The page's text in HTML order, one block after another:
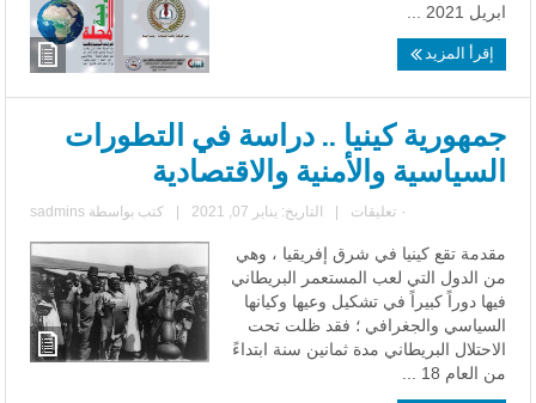
ابريل 2021 ...
إقرأ المزيد
جمهورية كينيا .. دراسة في التطورات
السياسية والأمنية والاقتصادية
كتب بواسطة sadmins | التاريخ: يناير 07, 2021 | ٠ تعليقات
مقدمة تقع كينيا في شرق إفريقيا ، وهي
من الدول التي لعب المستعمر البريطاني
فيها دوراً كبيراً في تشكيل وعيها وكيانها
السياسي والجغرافي ؛ فقد ظلت تحت
الاحتلال البريطاني مدة ثمانين سنة ابتداءً
من العام 18 ...